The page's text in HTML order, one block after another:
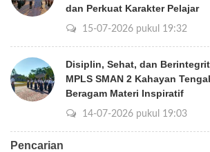
dan Perkuat Karakter Pelajar
15-07-2026 pukul 19:32
Disiplin, Sehat, dan
MPLS SMAN 2 Kahayan
Beragam Materi Inspiratif
14-07-2026 pukul 19:03
Pencarian